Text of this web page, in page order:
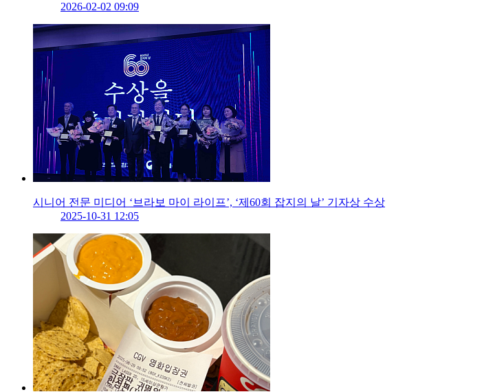
2026-02-02 09:09
시니어 전문 미디어 ‘브라보 마이 라이프’, ‘제60회 잡지의 날’ 기자상 수상
2025-10-31 12:05